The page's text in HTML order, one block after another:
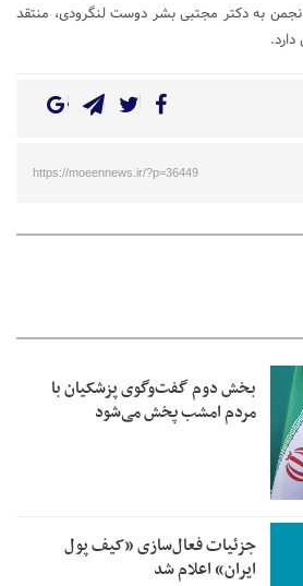
به دکتر مجتبی بشر دوست لنگرودی، منتقد
https://moeennews.ir/?p=36449
بخش دوم گفت‌وگوی پزشکیان با
مردم امشب پخش می‌شود
جزئیات فعال‌سازی «کیف پول
ایران» اعلام شد